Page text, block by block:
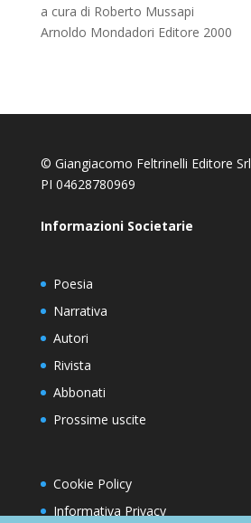
a cura di Roberto Mussapi
Arnoldo Mondadori Editore 2000
© Giangiacomo Feltrinelli Editore Srl
PI 04628780969
Informazioni Societarie
Poesia
Narrativa
Autori
Rivista
Abbonati
Prossime uscite
Cookie Policy
Informativa Privacy